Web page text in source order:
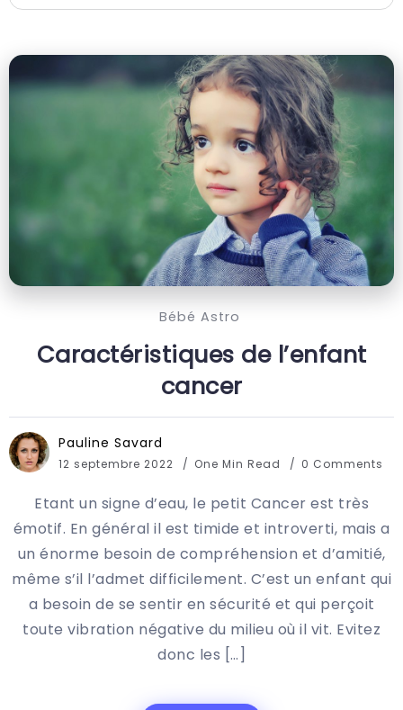
Bébé Astro
Caractéristiques de l’enfant
cancer
Pauline Savard
12 septembre 2022 One Min Read 0 Comments
Etant un signe d’eau, le petit Cancer est très
émotif. En général il est timide et introverti, mais a
un énorme besoin de compréhension et d’amitié,
même s’il l’admet difficilement. C’est un enfant qui
a besoin de se sentir en sécurité et qui perçoit
toute vibration négative du milieu où il vit. Evitez
donc les […]